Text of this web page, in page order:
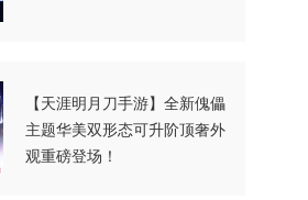
【天涯明月刀手游】全新傀儡
主题华美双形态可升阶顶奢外
观重磅登场！